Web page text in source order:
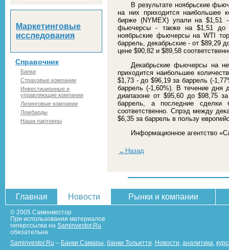
Маркетинговые
исследования
Справочник
Банки
Страховые компании
Инвестиционные и
управляющие компании
Лизинговые компании
Ломбарды
Наши партнеры
В результате ноябрьские
на них приходится наибольшее
бирже (NYMEX) упали на $1,51
фьючерсы - также на $1,51 до
ноябрьские фьючерсы на WTI
баррель, декабрьские - от $89,29
цене $90,82 и $89,58
Декабрьские фьючерсы на
приходится наибольшее
$1,73 - до $96,19 за баррель (-
баррель (-1,60%). В течение дня
диапазоне от $95,60 до $98,75
баррель, а последние
соответственно. Спрэд между
$6,35 за баррель в пользу
Информационное агентство
←Назад
Главная Новости Рынки и компании
© 2005 Саминвестор
При использовании материалов
гиперссылка на Saminvestor.Ru
обязательна
Saminvestor.Ru – Банки Самары банки Тольятти Новости аналитика